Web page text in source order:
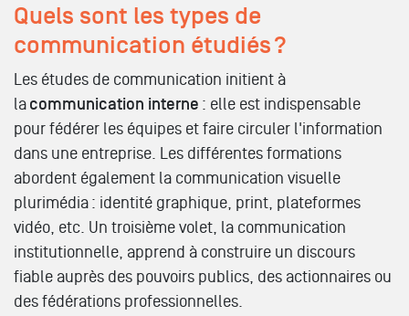
Quels sont les types de
communication étudiés ?
Les études de communication initient à
la communication interne : elle est indispensable
pour fédérer les équipes et faire circuler l'information
dans une entreprise. Les différentes formations
abordent également la communication visuelle
plurimédia : identité graphique, print, plateformes
vidéo, etc. Un troisième volet, la communication
institutionnelle, apprend à construire un discours
fiable auprès des pouvoirs publics, des actionnaires ou
des fédérations professionnelles.